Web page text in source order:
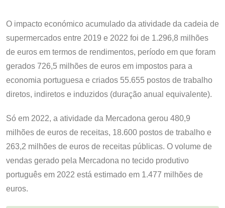
O impacto económico acumulado da atividade da cadeia de
supermercados entre 2019 e 2022 foi de 1.296,8 milhões
de euros em termos de rendimentos, período em que foram
gerados 726,5 milhões de euros em impostos para a
economia portuguesa e criados 55.655 postos de trabalho
diretos, indiretos e induzidos (duração anual equivalente).
Só em 2022, a atividade da Mercadona gerou 480,9
milhões de euros de receitas, 18.600 postos de trabalho e
263,2 milhões de euros de receitas públicas. O volume de
vendas gerado pela Mercadona no tecido produtivo
português em 2022 está estimado em 1.477 milhões de
euros.